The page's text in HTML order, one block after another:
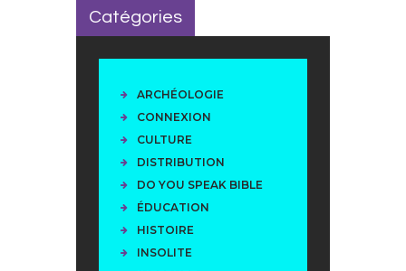
Catégories
ARCHÉOLOGIE
CONNEXION
CULTURE
DISTRIBUTION
DO YOU SPEAK BIBLE
ÉDUCATION
HISTOIRE
INSOLITE